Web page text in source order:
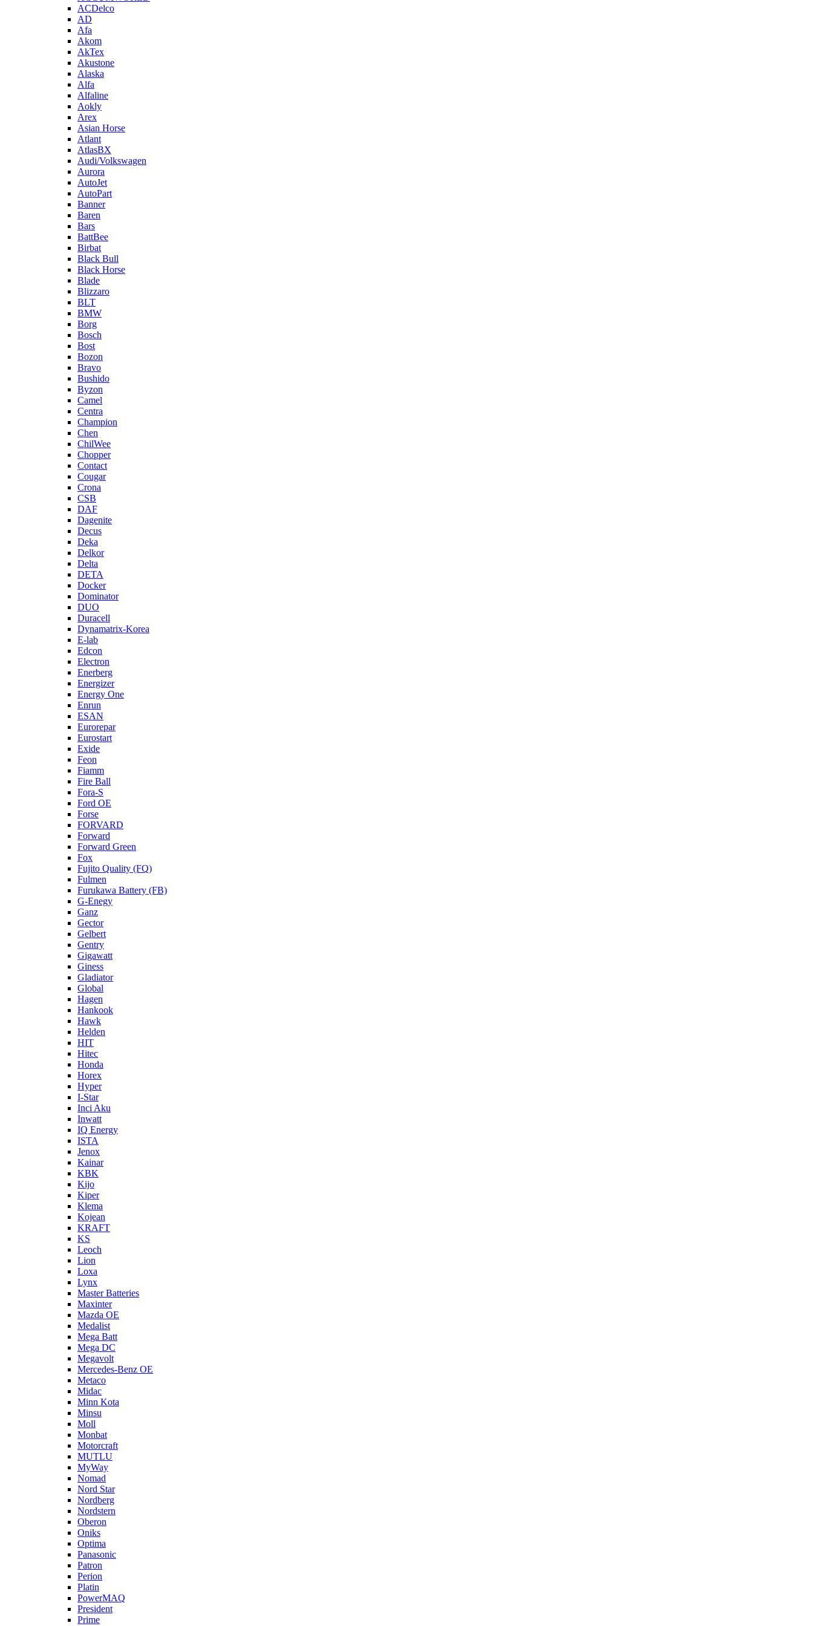
ACDelco
AD
Afa
Akom
AkTex
Akustone
Alaska
Alfa
Alfaline
Aokly
Arex
Asian Horse
Atlant
AtlasBX
Audi/Volkswagen
Aurora
AutoJet
AutoPart
Banner
Baren
Bars
BattBee
Birbat
Black Bull
Black Horse
Blade
Blizzaro
BLT
BMW
Borg
Bosch
Bost
Bozon
Bravo
Bushido
Byzon
Camel
Centra
Champion
Chen
ChilWee
Chopper
Contact
Cougar
Crona
CSB
DAF
Dagenite
Decus
Deka
Delkor
Delta
DETA
Docker
Dominator
DUO
Duracell
Dynamatrix-Korea
E-lab
Edcon
Electron
Enerberg
Energizer
Energy One
Enrun
ESAN
Eurorepar
Eurostart
Exide
Feon
Fiamm
Fire Ball
Fora-S
Ford OE
Forse
FORVARD
Forward
Forward Green
Fox
Fujito Quality (FQ)
Fulmen
Furukawa Battery (FB)
G-Enegy
Ganz
Gector
Gelbert
Gentry
Gigawatt
Giness
Gladiator
Global
Hagen
Hankook
Hawk
Helden
HIT
Hitec
Honda
Horex
Hyper
I-Star
Inci Aku
Inwatt
IQ Energy
ISTA
Jenox
Kainar
KBK
Kijo
Kiper
Klema
Kojean
KRAFT
KS
Leoch
Lion
Loxa
Lynx
Master Batteries
Maxinter
Mazda OE
Medalist
Mega Batt
Mega DC
Megavolt
Mercedes-Benz OE
Metaco
Midac
Minn Kota
Minsu
Moll
Monbat
Motorcraft
MUTLU
MyWay
Nomad
Nord Star
Nordberg
Nordstern
Oberon
Oniks
Optima
Panasonic
Patron
Perion
Platin
PowerMAQ
President
Prime